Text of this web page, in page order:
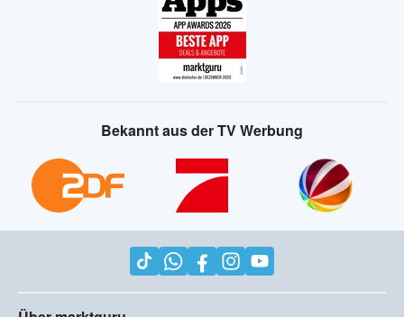
Bekannt aus der TV Werbung